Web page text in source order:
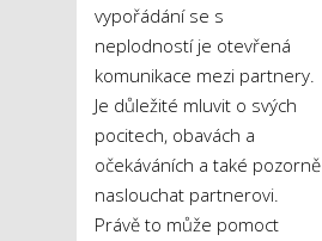
vypořádání se s
neplodností je otevřená
komunikace mezi partnery.
Je důležité mluvit o svých
pocitech, obavách a
očekáváních a také pozorně
naslouchat partnerovi.
Právě to může pomoct